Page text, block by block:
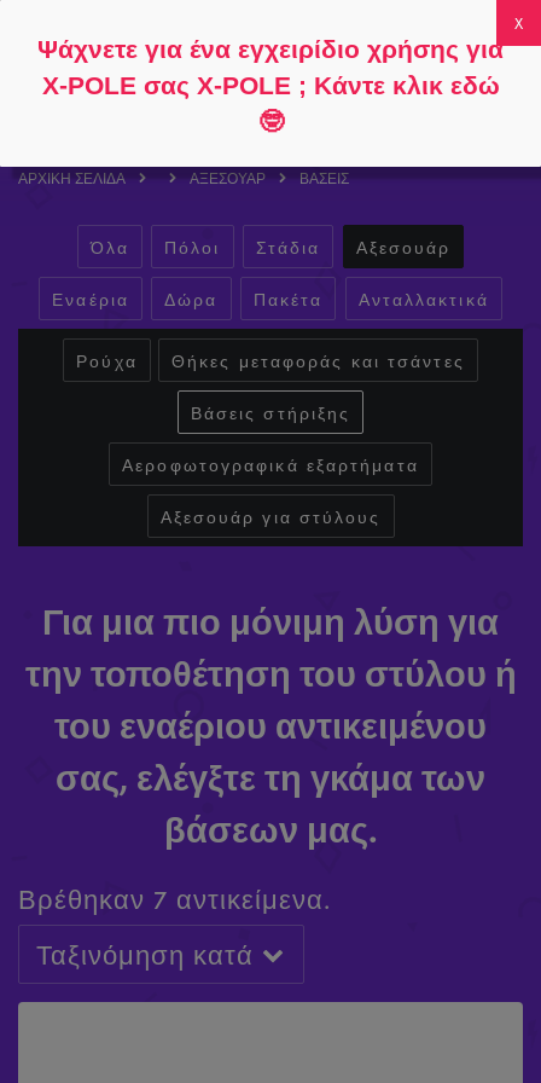
το
το
ερωτήσεις
μου
ΑΡΧΙΚΉ ΣΕΛΊΔΑ ΑΞΕΣΟΥΆΡ ΒΆΣΕΙΣ
Όλα Πόλοι Στάδια Αξεσουάρ
Εναέρια Δώρα Πακέτα Ανταλλακτικά
Ρούχα Θήκες μεταφοράς και τσάντες
Βάσεις στήριξης
Αεροφωτογραφικά εξαρτήματα
Αξεσουάρ για στύλους
Για μια πιο μόνιμη λύση για
την τοποθέτηση του στύλου ή
του εναέριου αντικειμένου
σας, ελέγξτε τη γκάμα των
βάσεων μας.
Βρέθηκαν 7 αντικείμενα.
Ταξινόμηση κατά
ΕΝΑΈΡΙΑ ΑΙΏΡΑ MOUNT
£59.99
ΕΝΑΈΡΙΑ ΑΙΏΡΑ - ΠΑΙΡ (ΛΕΥΚΌ)
£99.99
Ψάχνετε για ένα εγχειρίδιο χρήσης για
X-POLE σας X-POLE ; Κάντε κλικ εδώ
🤓